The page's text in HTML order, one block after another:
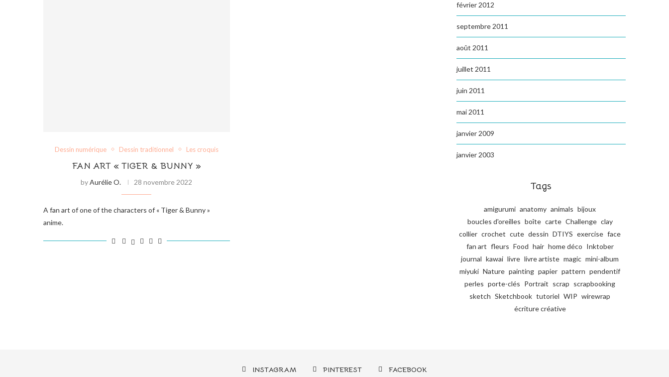
Dessin numérique Dessin traditionnel Les croquis
FAN ART « TIGER & BUNNY »
byAurélie O. 28 novembre 2022
A fan art of one of the characters of « Tiger & Bunny »
anime.
février 2012
septembre 2011
août 2011
juillet 2011
juin 2011
mai 2011
janvier 2009
janvier 2003
Tags
amigurumi anatomy animals bijoux
boucles d'oreilles boîte carte Challenge clay
collier crochet cute dessin DTIYS exercise face
fan art fleurs Food hair home déco Inktober
journal kawai livre livre artiste magic mini-album
miyuki Nature painting papier pattern pendentif
perles porte-clés Portrait scrap scrapbooking
sketch Sketchbook tutoriel WIP wirewrap
écriture créative
INSTAGRAM PINTEREST FACEBOOK